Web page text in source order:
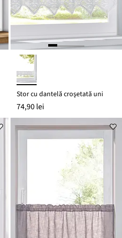
Stor cu dantelă croşetată uni
74,90 lei